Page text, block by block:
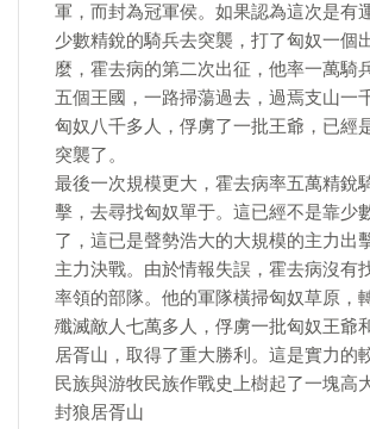
軍，而封為冠軍侯。如果認為這次是有
少數精銳的騎兵去突襲，打了匈奴一個
麼，霍去病的第二次出征，他率一萬騎
五個王國，一路掃蕩過去，過焉支山一
匈奴八千多人，俘虜了一批王爺，已經
突襲了。
最後一次規模更大，霍去病率五萬精銳
擊，去尋找匈奴單于。這已經不是靠少
了，這已是聲勢浩大的大規模的主力出
主力決戰。由於情報失誤，霍去病沒有
率領的部隊。他的軍隊橫掃匈奴草原，
殲滅敵人七萬多人，俘虜一批匈奴王爺
居胥山，取得了重大勝利。這是實力的
民族與游牧民族作戰史上樹起了一塊高
封狼居胥山